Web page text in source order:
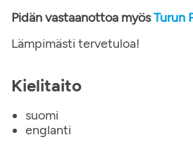
Pidän vastaanottoa myösTurun
Lämpimästi tervetuloa!
Kielitaito
suomi
englanti